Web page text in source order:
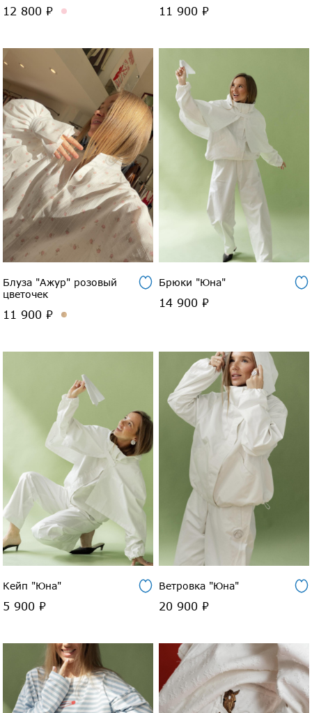
12 800 ₽ 11 900 ₽
Блуза "Ажур" розовый
цветочек
11 900 ₽
Брюки "Юна"
14 900 ₽
Кейп "Юна"
5 900 ₽
Ветровка "Юна"
20 900 ₽